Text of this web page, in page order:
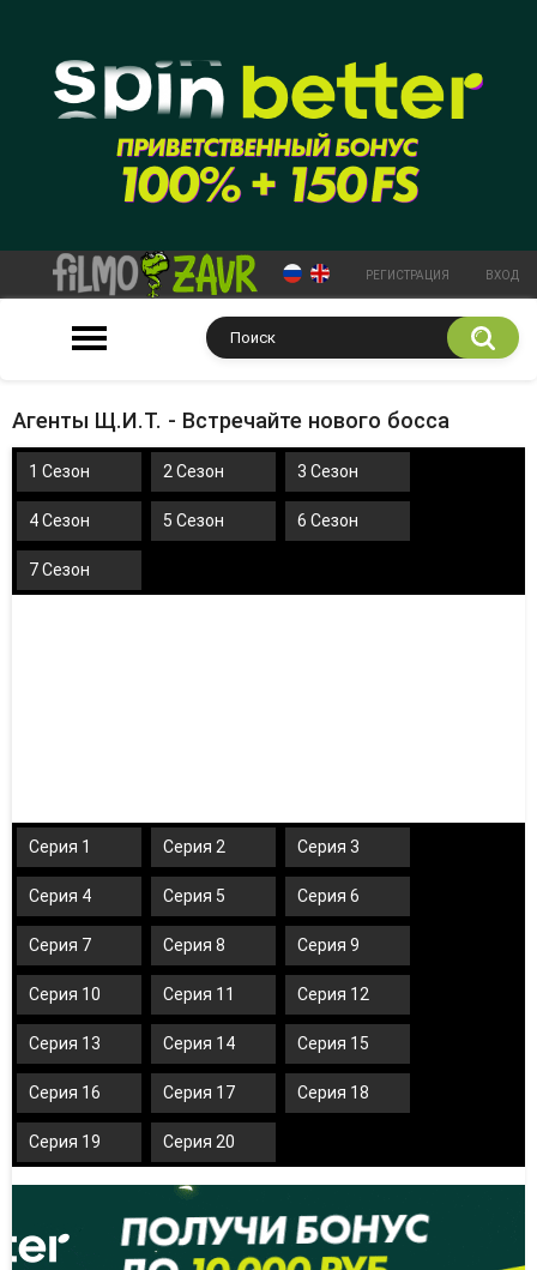
РЕГИСТРАЦИЯ ВХОД
Агенты Щ.И.Т. - Встречайте нового босса
1 Сезон 2 Сезон 3 Сезон
4 Сезон 5 Сезон 6 Сезон
7 Сезон
Серия 1 Серия 2 Серия 3
Серия 4 Серия 5 Серия 6
Серия 7 Серия 8 Серия 9
Серия 10 Серия 11 Серия 12
Серия 13 Серия 14 Серия 15
Серия 16 Серия 17 Серия 18
Серия 19 Серия 20